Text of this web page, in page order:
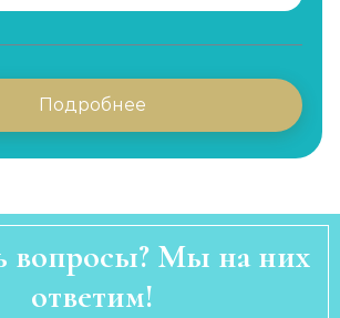
Подробнее
вопросы? Мы на них
ответим!